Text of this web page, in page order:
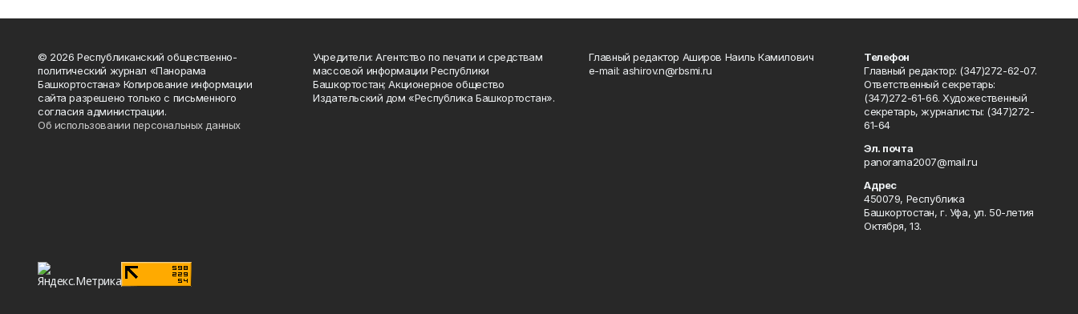
© 2026 Республиканский общественно-
политический журнал «Панорама
Башкортостана» Копирование информации
сайта разрешено только с письменного
согласия администрации.
Об использовании персональных данных
Учредители: Агентство по печати и средствам
массовой информации Республики
Башкортостан; Акционерное общество
Издательский дом «Республика Башкортостан».
Главный редактор Аширов Наиль Камилович
e-mail: ashirov.n@rbsmi.ru
Телефон
Главный редактор: (347)272-62-07.
Ответственный секретарь:
(347)272-61-66. Художественный
секретарь, журналисты: (347)272-
61-64
Эл. почта
panorama2007@mail.ru
Адрес
450079, Республика
Башкортостан, г. Уфа, ул. 50-летия
Октября, 13.